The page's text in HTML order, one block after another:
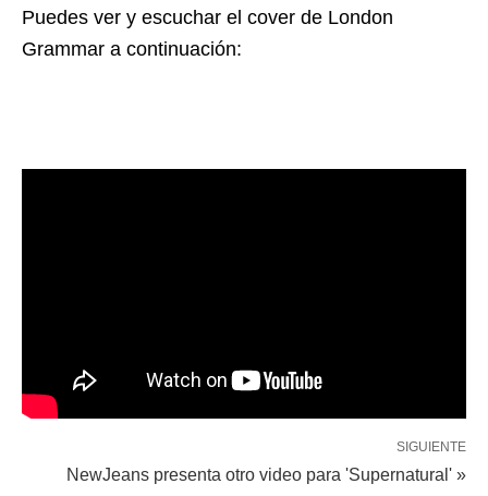
Puedes ver y escuchar el cover de London
Grammar a continuación:
SIGUIENTE
NewJeans presenta otro video para 'Supernatural' »